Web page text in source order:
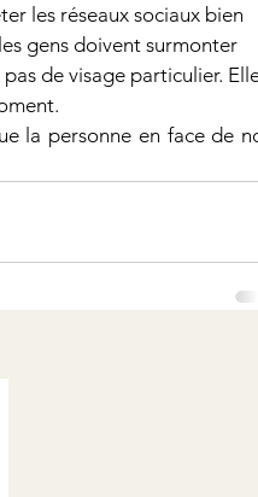
les réseaux sociaux bien
gens doivent surmonter
de visage particulier.
la personne en face de